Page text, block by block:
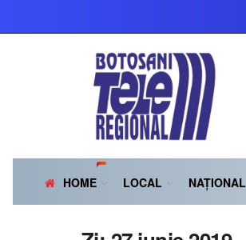
HOME LOCAL NAȚIONAL